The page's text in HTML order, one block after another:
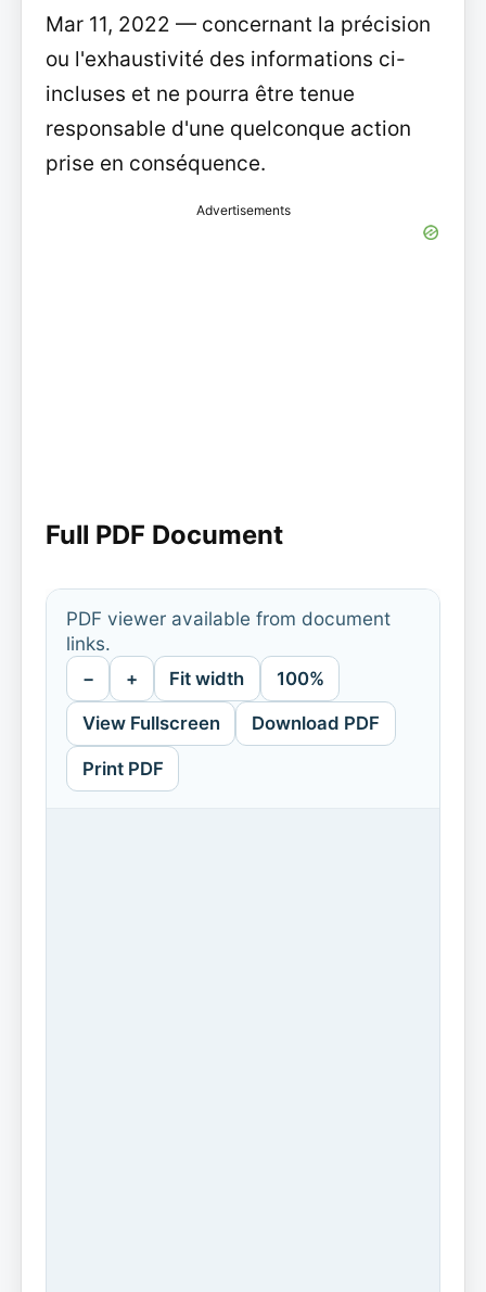
Mar 11, 2022 — concernant la précision
ou l'exhaustivité des informations ci-
incluses et ne pourra être tenue
responsable d'une quelconque action
prise en conséquence.
Advertisements
Full PDF Document
PDF viewer available from document
links.
− + Fit width 100%
View Fullscreen Download PDF
Print PDF